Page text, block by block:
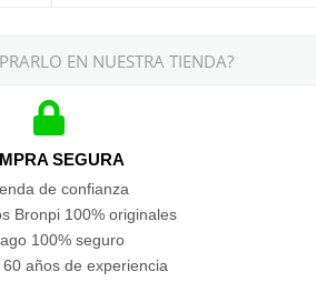
EN NUESTRA TIENDA?
SEGURA
de confianza
Bronpi 100% originales
100% seguro
años de experiencia